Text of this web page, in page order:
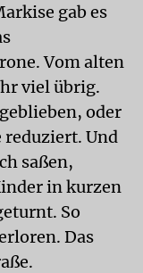
gab es
Vom alten
viel übrig.
oder
reduziert. Und
saßen,
in kurzen
So
Das